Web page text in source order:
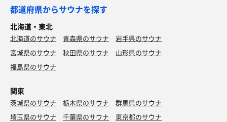
都道府県からサウナを探す
北海道・東北
北海道のサウナ 青森県のサウナ
岩手県のサウナ
宮城県のサウナ
秋田県のサウナ
山形県のサウナ
福島県のサウナ
関東
茨城県のサウナ 栃木県のサウナ
群馬県のサウナ
埼玉県のサウナ
千葉県のサウナ
東京都のサウナ